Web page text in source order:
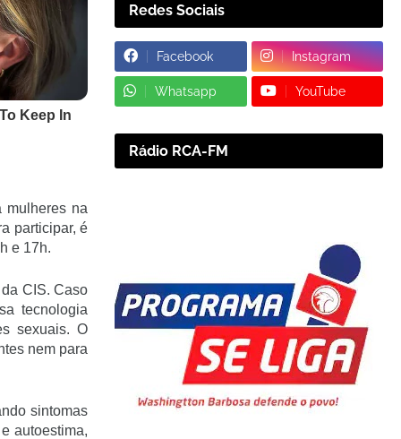
mulheres na
participar, é
e 17h.
CIS. Caso
tecnologia
sexuais. O
nem para
sintomas
autoestima,
Redes Sociais
Facebook Instagram
Whatsapp YouTube
Rádio RCA-FM